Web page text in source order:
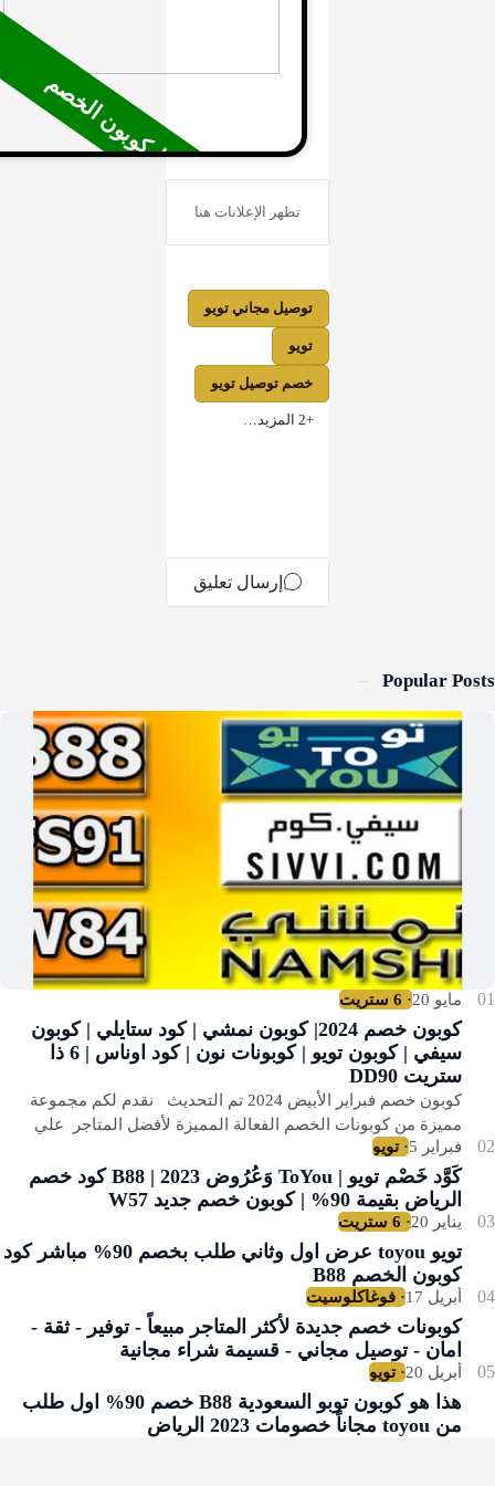
اضغط كوبون الخصم
Popular
كوبون خصم 2024| كوبون نمشي | كود ستايلي | كوبون
سيفي | كوبون تويو | كوبونات نون | كود اوناس | 6 ذا
ستريت DD90
كوبون خصم فبراير الأبيض 2024 تم التحديث نقدم لكم مجموعة
مميزة من كوبونات الخصم الفعالة المميزة لأفضل المتاجر علي
مستوي العالم والمستحبة للعالم ال…
كَوَّد خَصْم تويو | ToYou وَعُرُوض 2023 | B88 كود خصم
الرياض بقيمة 90% | كوبون خصم جديد W57
تويو toyou عرض اول وثاني طلب بخصم 90% مباشر كود
كوبون الخصم B88
كوبونات خصم جديدة لأكثر المتاجر مبيعاً - توفير - ثقة -
امان - توصيل مجاني - قسيمة شراء مجانية
هذا هو كوبون توبو السعودية B88 خصم 90% اول طلب
من toyou مجاناً خصومات 2023 الرياض